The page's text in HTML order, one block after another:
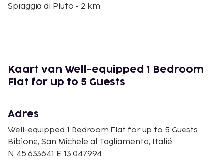
Spiaggia di Pluto - 2 km
Parco Zoo Punta Verde - 8,9 km
Parco Avventura Unicef - 10,6 km
Aquasplash - 10,8 km
De dichtstbijgelegen grootste luchthavens zijn:
Triëst (TRS-Friuli Venezia Giulia) - 66,9 km
Luchthaven Marco Polo (VCE) - 100 km
Treviso (TSF) - 95,2 km
Kaart van Well-equipped 1 Bedroom
Flat for up to 5 Guests
Adres
Well-equipped 1 Bedroom Flat for up to 5 Guests
Bibione, San Michele al Tagliamento, Italië
N 45.633641 E 13.047994